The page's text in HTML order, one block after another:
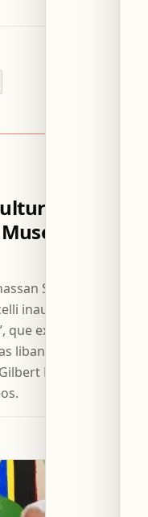
“Ecos
Salamé, y el
inauguraron la
que explora la
libanesa e italiana
Hobeiche y